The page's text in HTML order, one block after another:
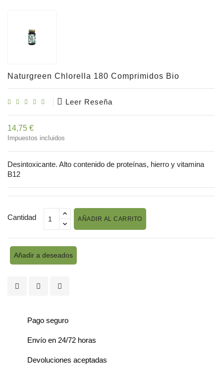
Naturgreen Chlorella 180 Comprimidos Bio
Leer Reseña
14,75 €
Impuestos incluidos
Desintoxicante. Alto contenido de proteínas, hierro y vitamina
B12
Cantidad AÑADIR AL CARRITO
Añadir a deseados
Pago seguro
Envío en 24/72 horas
Devoluciones aceptadas